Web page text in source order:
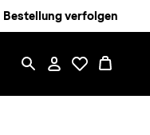
Bestellung verfolgen